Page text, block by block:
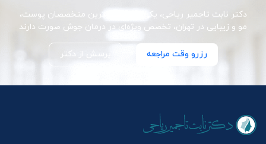
دکتر نابت تاجمیر ریاحی، یکی از برجسته‌ترین متخصصان پوست،
مو و زیبایی در تهران، تخصص ویژه‌ای در درمان جوش صورت دارند
رزرو وقت مراجعه پرسش از دکتر